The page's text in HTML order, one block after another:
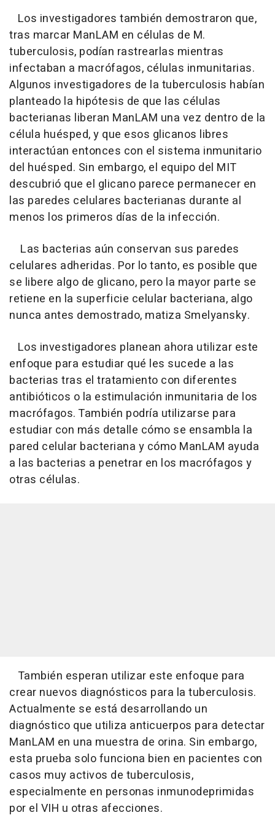
Los investigadores también demostraron que,
tras marcar ManLAM en células de M.
tuberculosis, podían rastrearlas mientras
infectaban a macrófagos, células inmunitarias.
Algunos investigadores de la tuberculosis habían
planteado la hipótesis de que las células
bacterianas liberan ManLAM una vez dentro de la
célula huésped, y que esos glicanos libres
interactúan entonces con el sistema inmunitario
del huésped. Sin embargo, el equipo del MIT
descubrió que el glicano parece permanecer en
las paredes celulares bacterianas durante al
menos los primeros días de la infección.
Las bacterias aún conservan sus paredes
celulares adheridas. Por lo tanto, es posible que
se libere algo de glicano, pero la mayor parte se
retiene en la superficie celular bacteriana, algo
nunca antes demostrado, matiza Smelyansky.
Los investigadores planean ahora utilizar este
enfoque para estudiar qué les sucede a las
bacterias tras el tratamiento con diferentes
antibióticos o la estimulación inmunitaria de los
macrófagos. También podría utilizarse para
estudiar con más detalle cómo se ensambla la
pared celular bacteriana y cómo ManLAM ayuda
a las bacterias a penetrar en los macrófagos y
otras células.
También esperan utilizar este enfoque para
crear nuevos diagnósticos para la tuberculosis.
Actualmente se está desarrollando un
diagnóstico que utiliza anticuerpos para detectar
ManLAM en una muestra de orina. Sin embargo,
esta prueba solo funciona bien en pacientes con
casos muy activos de tuberculosis,
especialmente en personas inmunodeprimidas
por el VIH u otras afecciones.